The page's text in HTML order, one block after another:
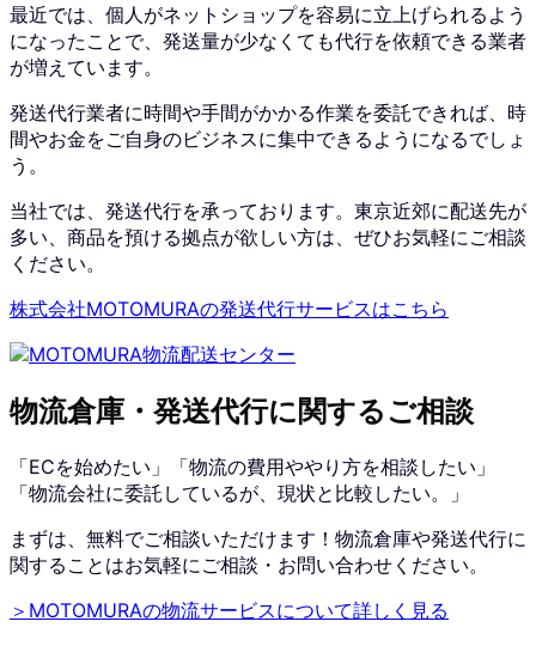
最近では、個人がネットショップを容易に立上げられるよう
になったことで、発送量が少なくても代行を依頼できる業者
が増えています。
発送代行業者に時間や手間がかかる作業を委託できれば、時
間やお金をご自身のビジネスに集中できるようになるでしょ
う。
当社では、発送代行を承っております。 東京近郊に配送先が
多い、商品を預ける拠点が欲しい方は、ぜひお気軽にご相談
ください。
株式会社MOTOMURAの発送代行サービスはこちら
物流倉庫・発送代行に関するご相談
「ECを始めたい」「物流の費用ややり方を相談したい」
「物流会社に委託しているが、現状と比較したい。」
まずは、無料でご相談いただけます！物流倉庫や発送代行に
関することはお気軽にご相談・お問い合わせください。
＞MOTOMURAの物流サービスについて詳しく見る